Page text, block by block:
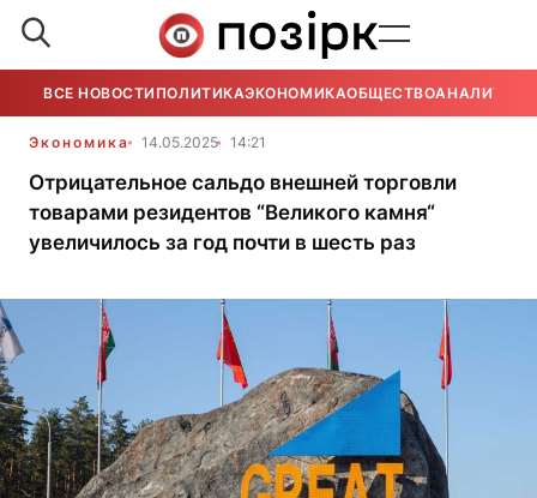
ВСЕ НОВОСТИ ПОЛИТИКАЭКОНОМИКАОБЩЕСТВОАНАЛИТИКА
Экономика 14.05.2025 14:21
Отрицательное сальдо внешней торговли
товарами резидентов “Великого камня“
увеличилось за год почти в шесть раз